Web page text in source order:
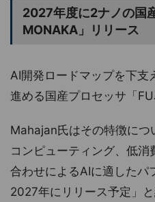
2027年度に2ナノの国
MONAKA」リリース
AI開発ロードマップを下支
進める国産プロセッサ「
Mahajan氏はその特徴につ
コンピューティング、低
合わせによるAIに適したパ
2027年にリリース予定」と